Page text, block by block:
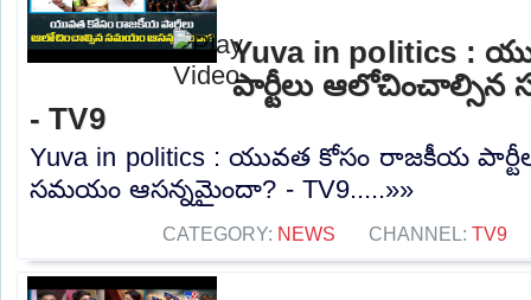
Yuva in politics :
పార్టీలు
- TV9
Yuva in politics : యువత కోసం రాజకీయ
సమయం ఆసన్నమైందా? - TV9.....»»
CATEGORY: NEWS CHANNEL: TV9